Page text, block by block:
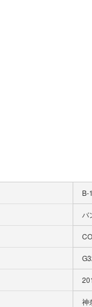
B-
バ
神